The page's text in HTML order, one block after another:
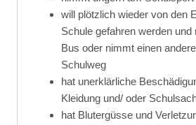
will plötzlich wieder von den
Schule gefahren werden und
Bus oder nimmt einen
Schulweg
hat unerklärliche
Kleidung und/ oder
hat Blutergüsse und